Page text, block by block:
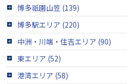
博多祇園山笠 (139)
博多駅エリア (220)
中洲・川端・住吉エリア (90)
東エリア (52)
港湾エリア (58)